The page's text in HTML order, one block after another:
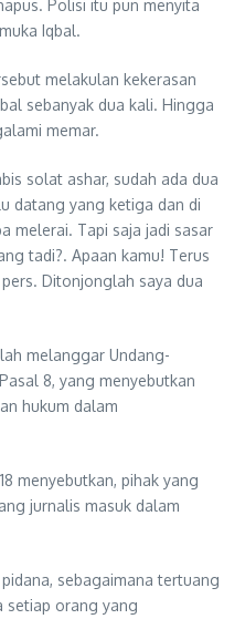
Polisi itu pun menyita
Iqbal.
melakulan kekerasan
sebanyak dua kali. Hingga
memar.
solat ashar, sudah ada dua
datang yang ketiga dan di
melerai. Tapi saja jadi sasar
tadi?. Apaan kamu! Terus
Ditonjonglah saya dua
melanggar Undang-
8, yang menyebutkan
hukum dalam
menyebutkan, pihak yang
jurnalis masuk dalam
sebagaimana tertuang
setiap orang yang